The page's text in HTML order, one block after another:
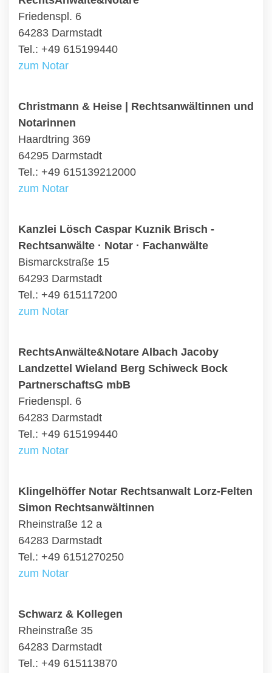
Friedenspl. 6
64283 Darmstadt
Tel.: +49 615199440
zum Notar
Christmann & Heise | Rechtsanwältinnen und
Notarinnen
Haardtring 369
64295 Darmstadt
Tel.: +49 615139212000
zum Notar
Kanzlei Lösch Caspar Kuznik Brisch -
Rechtsanwälte · Notar · Fachanwälte
Bismarckstraße 15
64293 Darmstadt
Tel.: +49 615117200
zum Notar
RechtsAnwälte&Notare Albach Jacoby
Landzettel Wieland Berg Schiweck Bock
PartnerschaftsG mbB
Friedenspl. 6
64283 Darmstadt
Tel.: +49 615199440
zum Notar
Klingelhöffer Notar Rechtsanwalt Lorz-Felten
Simon Rechtsanwältinnen
Rheinstraße 12 a
64283 Darmstadt
Tel.: +49 6151270250
zum Notar
Schwarz & Kollegen
Rheinstraße 35
64283 Darmstadt
Tel.: +49 615113870